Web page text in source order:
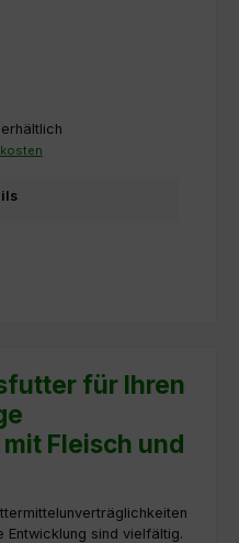
für Ihren
Fleisch und
sind vielfältig.